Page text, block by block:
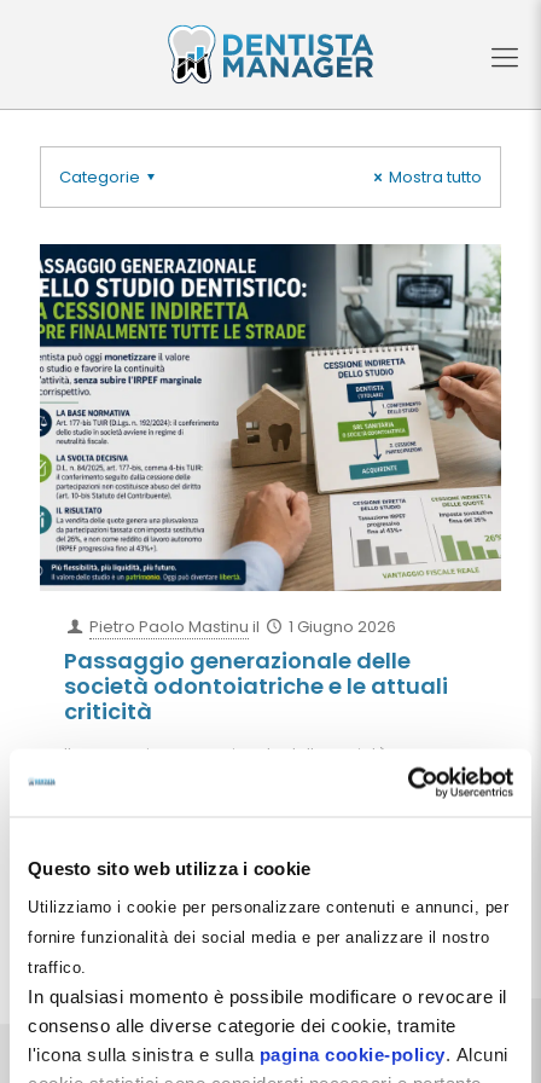
Questo sito web utilizza i cookie
Utilizziamo i cookie per personalizzare contenuti e annunci, per
fornire funzionalità dei social media e per analizzare il nostro
traffico.
In qualsiasi momento è possibile modificare o revocare il
consenso alle diverse categorie dei cookie, tramite
l'icona sulla sinistra e sulla pagina cookie-policy. Alcuni
Categorie Mostra tutto
Pietro Paolo Mastinu il 1 Giugno 2026
Passaggio generazionale delle
società odontoiatriche e le attuali
criticità
Il passaggio generazionale delle società
odontoiatriche non coincide con la semplice
soggetto che eserciterà il controllo della società e
Leggi tutto